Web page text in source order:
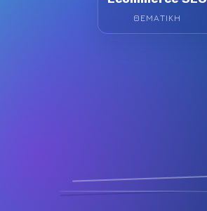
ΘΕΜΑΤΙΚΉ